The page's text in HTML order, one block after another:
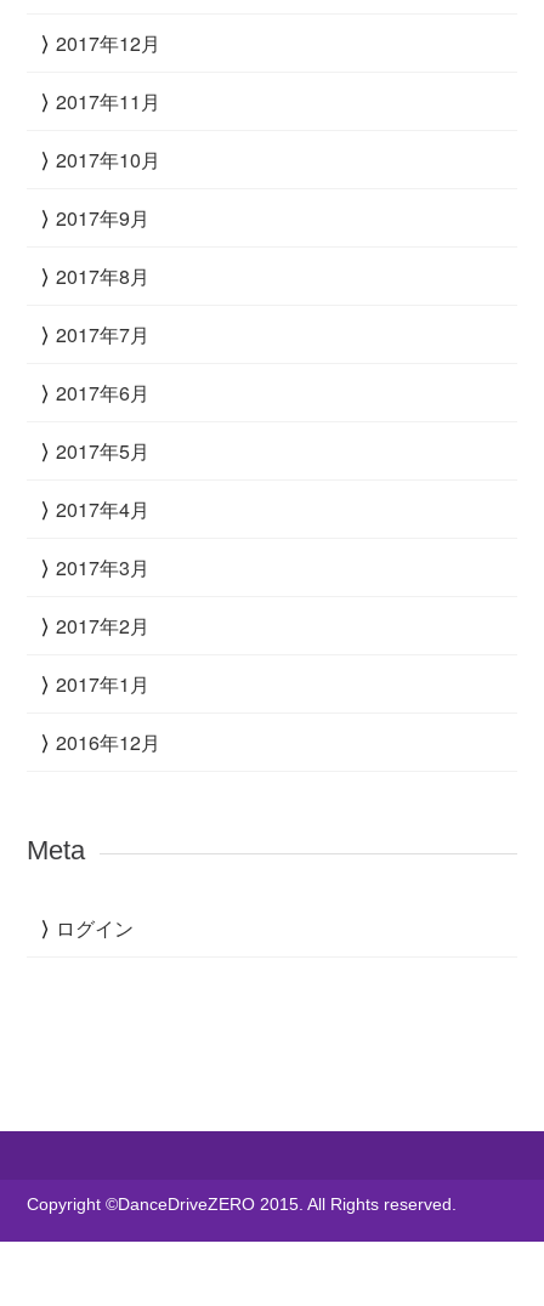
2017年12月
2017年11月
2017年10月
2017年9月
2017年8月
2017年7月
2017年6月
2017年5月
2017年4月
2017年3月
2017年2月
2017年1月
2016年12月
Meta
ログイン
Copyright ©DanceDriveZERO 2015. All Rights reserved.